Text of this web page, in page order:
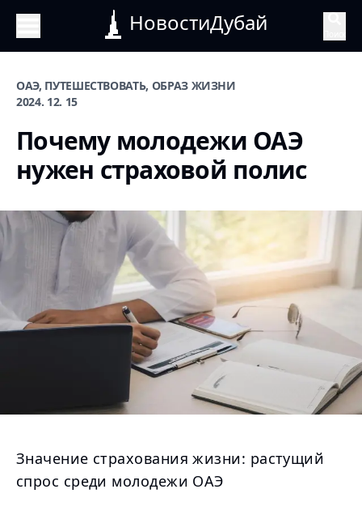
НовостиДубай
ОАЭ, ПУТЕШЕСТВОВАТЬ, ОБРАЗ ЖИЗНИ
2024. 12. 15
Почему молодежи ОАЭ
нужен страховой полис
Значение страхования жизни: растущий
спрос среди молодежи ОАЭ